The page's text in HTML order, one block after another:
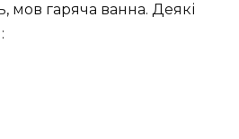
мов гаряча ванна. Деякі